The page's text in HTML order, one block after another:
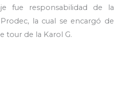
fue responsabilidad de la
la cual se encargó de
tour de la Karol G.